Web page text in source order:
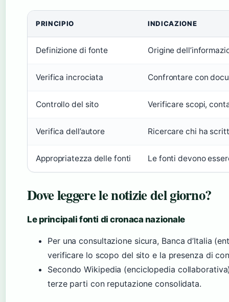
PRINCIPIO INDICAZIONE
Definizione di fonte Origine
Verifica incrociata Confrontare con
Controllo del sito Verificare scopi,
Verifica dell’autore Ricercare chi ha
Appropriatezza delle fonti Le fonti devono
Dove leggere le notizie del giorno?
Le principali fonti di cronaca nazionale
Per una consultazione sicura, Banca d’Italia
verificare lo scopo del sito e la presenza di
Secondo Wikipedia (enciclopedia
terze parti con reputazione consolidata.